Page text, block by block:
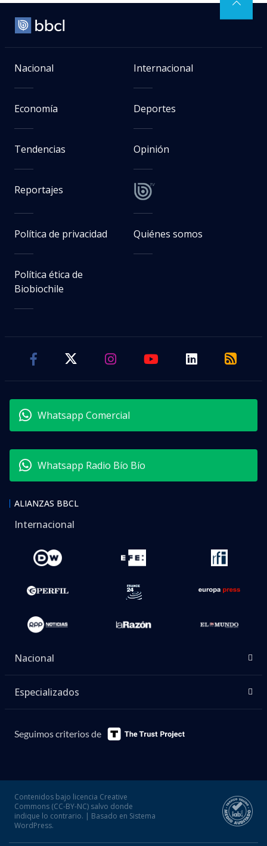
Nacional Internacional
Economía Deportes
Tendencias Opinión
Reportajes
Política de privacidad Quiénes somos
Política ética de
Biobiochile
Whatsapp Comercial
Whatsapp Radio Bío Bío
ALIANZAS BBCL
Internacional
Nacional
Especializados
Seguimos criterios de
Contenidos bajo licencia Creative
Commons (CC-BY-NC) salvo donde
indique lo contrario. | Basado en Sistema
WordPress.